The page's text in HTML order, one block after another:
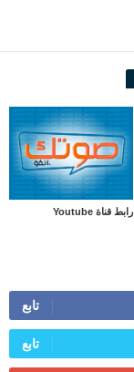
رابط قناة Youtube
تابع
تابع